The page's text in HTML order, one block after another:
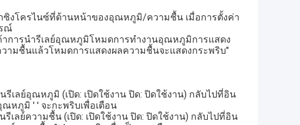
ซิงโครไนซ์ที่ด้านหน้าของอุณหภูมิ/ความชื้น เมื่อการตั้งค่า
ณ์
าการนำรีเลย์อุณหภูมิโหมดการทำงานอุณหภูมิการแสดง
วามชื้นแล้วโหมดการแสดงผลความชื้นจะแสดงกระพริบ"
เลย์อุณหภูมิ (เปิด: เปิดใช้งาน ปิด: ปิดใช้งาน) กลับไปที่อิน
หภูมิ ' ' จะกะพริบเพื่อเตือน
เลย์ความชื้น (เปิด: เปิดใช้งาน ปิด: ปิดใช้งาน) กลับไปที่อิน